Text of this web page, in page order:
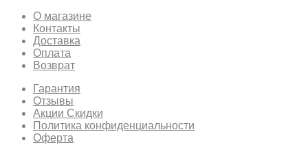
О магазине
Контакты
Доставка
Оплата
Возврат
Гарантия
Отзывы
Акции Скидки
Политика конфиденциальности
Оферта